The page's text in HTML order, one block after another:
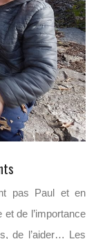
pas Paul et en
de l’importance
de l’aider… Les